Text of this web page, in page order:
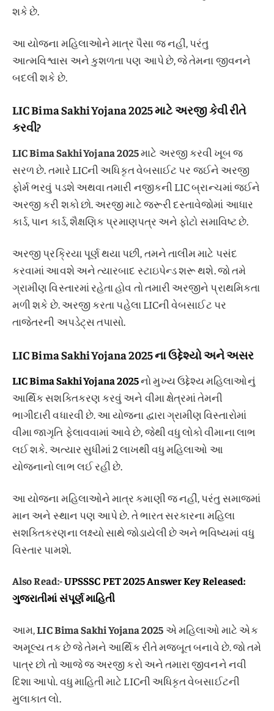
શકે છે.
આ યોજના મહિલાઓને માત્ર પૈસા જ નહીં, પરંતુ
આત્મવિશ્વાસ અને કુશળતા પણ આપે છે, જે તેમના જીવનને
બદલી શકે છે.
LIC Bima Sakhi Yojana 2025 માટે અરજી કેવી રીતે
કરવી?
LIC Bima Sakhi Yojana 2025માટે અરજી કરવી ખૂબ જ
સરળ છે. તમારે LICની અધિકૃત વેબસાઈટ પર જઈને અરજી
ફોર્મ ભરવું પડશે અથવા તમારી નજીકની LIC બ્રાન્ચમાં જઈને
અરજી કરી શકો છો. અરજી માટે જરૂરી દસ્તાવેજોમાં આધાર
કાર્ડ, પાન કાર્ડ, શૈક્ષણિક પ્રમાણપત્ર અને ફોટો સમાવિષ્ટ છે.
અરજી પ્રક્રિયા પૂર્ણ થયા પછી, તમને તાલીમ માટે પસંદ
કરવામાં આવશે અને ત્યારબાદ સ્ટાઇપેન્ડ શરૂ થશે. જો તમે
ગ્રામીણ વિસ્તારમાં રહેતા હોવ તો તમારી અરજીને પ્રાથમિકતા
મળી શકે છે. અરજી કરતા પહેલા LICની વેબસાઈટ પર
તાજેતરની અપડેટ્સ તપાસો.
LIC Bima Sakhi Yojana 2025 ના ઉદ્દેશ્યો અને અસર
LIC Bima Sakhi Yojana 2025નો મુખ્ય ઉદ્દેશ્ય મહિલાઓનું
આર્થિક સશક્તિકરણ કરવું અને વીમા ક્ષેત્રમાં તેમની
ભાગીદારી વધારવી છે. આ યોજના દ્વારા ગ્રામીણ વિસ્તારોમાં
વીમા જાગૃતિ ફેલાવવામાં આવે છે, જેથી વધુ લોકો વીમાના લાભ
લઈ શકે. અત્યાર સુધીમાં 2 લાખથી વધુ મહિલાઓ આ
યોજનાનો લાભ લઈ રહી છે.
આ યોજના મહિલાઓને માત્ર કમાણી જ નહીં, પરંતુ સમાજમાં
માન અને સ્થાન પણ આપે છે. તે ભારત સરકારના મહિલા
સશક્તિકરણના લક્ષ્યો સાથે જોડાયેલી છે અને ભવિષ્યમાં વધુ
વિસ્તાર પામશે.
Also Read:-UPSSSC PET 2025 Answer Key Released:
ગુજરાતીમાં સંપૂર્ણ માહિતી
આમ,LIC Bima Sakhi Yojana 2025એ મહિલાઓ માટે એક
અમૂલ્ય તક છે જે તેમને આર્થિક રીતે મજબૂત બનાવે છે. જો તમે
પાત્ર છો તો આજે જ અરજી કરો અને તમારા જીવનને નવી
દિશા આપો. વધુ માહિતી માટે LICની અધિકૃત વેબસાઈટની
મુલાકાત લો.